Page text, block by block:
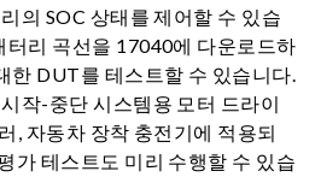
의 SOC 상태를 제어할 수 있습
터리 곡선을 17040에 다운로드하
한 DUT를 테스트할 수 있습니다.
작-중단 시스템용 모터 드라이
, 자동차 장착 충전기에 적용되
가 테스트도 미리 수행할 수 있습